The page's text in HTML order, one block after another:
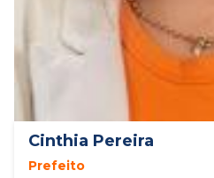
Cinthia Pereira
Prefeito